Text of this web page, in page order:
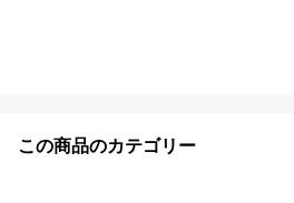
この商品のカテゴリー